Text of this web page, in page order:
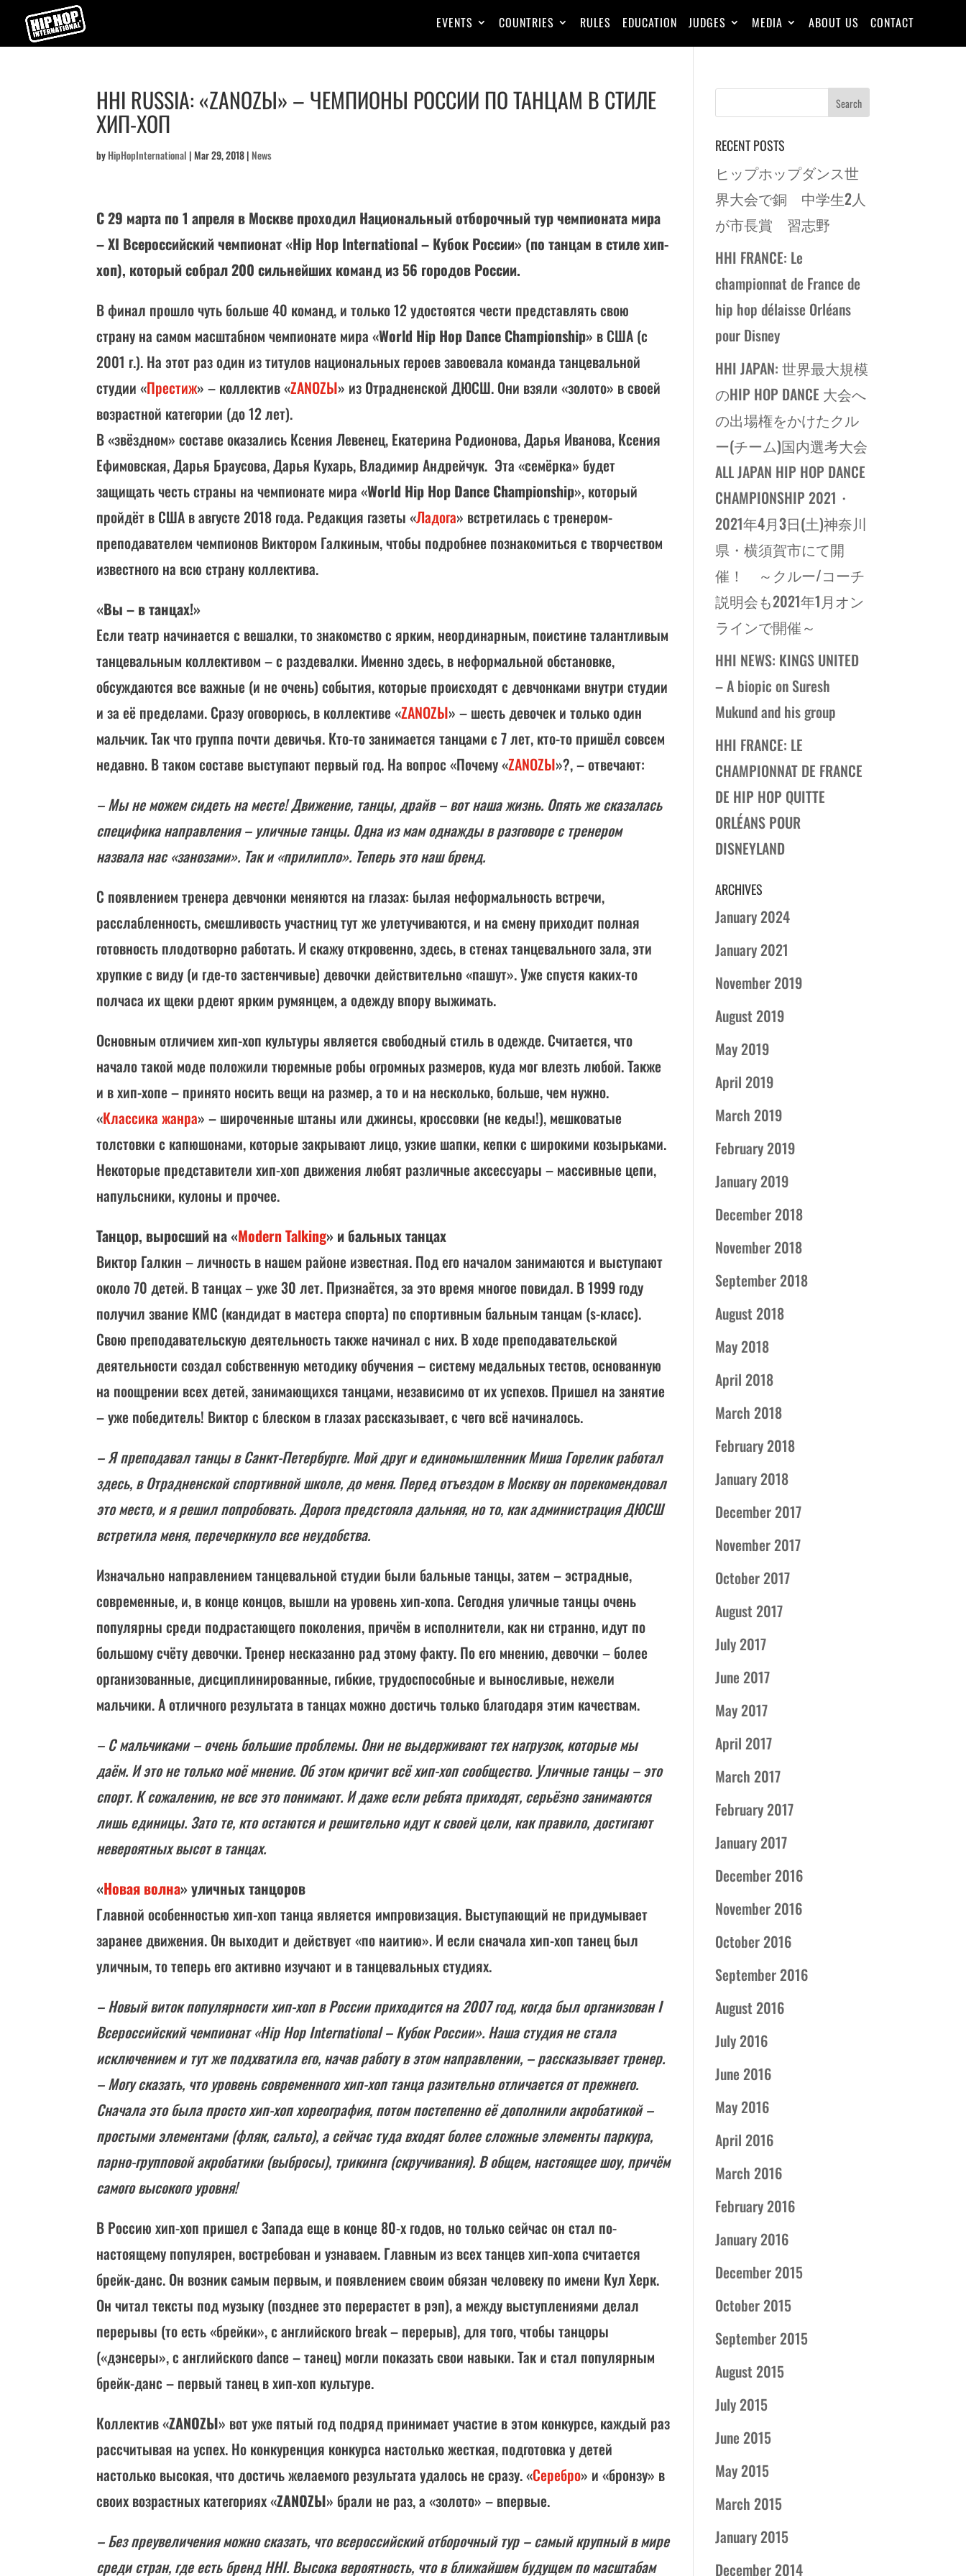
EVENTS COUNTRIES RULES EDUCATION JUDGES MEDIA ABOUT US CONTACT
HHI RUSSIA: «ZANOZЫ» – ЧЕМПИОНЫ РОССИИ ПО ТАНЦАМ В СТИЛЕ
ХИП-ХОП
byHipHopInternational |Mar 29, 2018| News
С 29 марта по 1 апреля в Москве проходил Национальный отборочный тур чемпионата мира
– XI Всероссийский чемпионат «Hip Hop International – Кубок России» (по танцам в стиле хип-
хоп), который собрал 200 сильнейших команд из 56 городов России.
В финал прошло чуть больше 40 команд, и только 12 удостоятся чести представлять свою
страну на самом масштабном чемпионате мира «World Hip Hop Dance Championship» в США (с
2001 г.). На этот раз один из титулов национальных героев завоевала команда танцевальной
студии «Престиж» – коллектив «ZANOZЫ» из Отрадненской ДЮСШ. Они взяли «золото» в своей
возрастной категории (до 12 лет).
В «звёздном» составе оказались Ксения Левенец, Екатерина Родионова, Дарья Иванова, Ксения
Ефимовская, Дарья Браусова, Дарья Кухарь, Владимир Андрейчук. Эта «семёрка» будет
защищать честь страны на чемпионате мира «World Hip Hop Dance Championship», который
пройдёт в США в августе 2018 года. Редакция газеты «Ладога» встретилась с тренером-
преподавателем чемпионов Виктором Галкиным, чтобы подробнее познакомиться с творчеством
известного на всю страну коллектива.
«Вы – в танцах!»
Если театр начинается с вешалки, то знакомство с ярким, неординарным, поистине талантливым
танцевальным коллективом – с раздевалки. Именно здесь, в неформальной обстановке,
обсуждаются все важные (и не очень) события, которые происходят с девчонками внутри студии
и за её пределами. Сразу оговорюсь, в коллективе «ZANOZЫ» – шесть девочек и только один
мальчик. Так что группа почти девичья. Кто-то занимается танцами с 7 лет, кто-то пришёл совсем
недавно. В таком составе выступают первый год. На вопрос «Почему «ZANOZЫ»?, – отвечают:
– Мы не можем сидеть на месте! Движение, танцы, драйв – вот наша жизнь. Опять же сказалась
специфика направления – уличные танцы. Одна из мам однажды в разговоре с тренером
назвала нас «занозами». Так и «прилипло». Теперь это наш бренд.
С появлением тренера девчонки меняются на глазах: былая неформальность встречи,
расслабленность, смешливость участниц тут же улетучиваются, и на смену приходит полная
готовность плодотворно работать. И скажу откровенно, здесь, в стенах танцевального зала, эти
хрупкие с виду (и где-то застенчивые) девочки действительно «пашут». Уже спустя каких-то
полчаса их щеки рдеют ярким румянцем, а одежду впору выжимать.
Основным отличием хип-хоп культуры является свободный стиль в одежде. Считается, что
начало такой моде положили тюремные робы огромных размеров, куда мог влезть любой. Также
и в хип-хопе – принято носить вещи на размер, а то и на несколько, больше, чем нужно.
«Классика жанра» – широченные штаны или джинсы, кроссовки (не кеды!), мешковатые
толстовки с капюшонами, которые закрывают лицо, узкие шапки, кепки с широкими козырьками.
Некоторые представители хип-хоп движения любят различные аксессуары – массивные цепи,
напульсники, кулоны и прочее.
Танцор, выросший на «Modern Talking» и бальных танцах
Виктор Галкин – личность в нашем районе известная. Под его началом занимаются и выступают
около 70 детей. В танцах – уже 30 лет. Признаётся, за это время многое повидал. В 1999 году
получил звание КМС (кандидат в мастера спорта) по спортивным бальным танцам (s-класс).
Свою преподавательскую деятельность также начинал с них. В ходе преподавательской
деятельности создал собственную методику обучения – систему медальных тестов, основанную
на поощрении всех детей, занимающихся танцами, независимо от их успехов. Пришел на занятие
– уже победитель! Виктор с блеском в глазах рассказывает, с чего всё начиналось.
– Я преподавал танцы в Санкт-Петербурге. Мой друг и единомышленник Миша Горелик работал
здесь, в Отрадненской спортивной школе, до меня. Перед отъездом в Москву он порекомендовал
это место, и я решил попробовать. Дорога предстояла дальняя, но то, как администрация ДЮСШ
встретила меня, перечеркнуло все неудобства.
Изначально направлением танцевальной студии были бальные танцы, затем – эстрадные,
современные, и, в конце концов, вышли на уровень хип-хопа. Сегодня уличные танцы очень
популярны среди подрастающего поколения, причём в исполнители, как ни странно, идут по
большому счёту девочки. Тренер несказанно рад этому факту. По его мнению, девочки – более
организованные, дисциплинированные, гибкие, трудоспособные и выносливые, нежели
мальчики. А отличного результата в танцах можно достичь только благодаря этим качествам.
– С мальчиками – очень большие проблемы. Они не выдерживают тех нагрузок, которые мы
даём. И это не только моё мнение. Об этом кричит всё хип-хоп сообщество. Уличные танцы – это
спорт. К сожалению, не все это понимают. И даже если ребята приходят, серьёзно занимаются
лишь единицы. Зато те, кто остаются и решительно идут к своей цели, как правило, достигают
невероятных высот в танцах.
«Новая волна» уличных танцоров
Главной особенностью хип-хоп танца является импровизация. Выступающий не придумывает
заранее движения. Он выходит и действует «по наитию». И если сначала хип-хоп танец был
уличным, то теперь его активно изучают и в танцевальных студиях.
– Новый виток популярности хип-хоп в России приходится на 2007 год, когда был организован I
Всероссийский чемпионат «Hip Hop International – Кубок России». Наша студия не стала
исключением и тут же подхватила его, начав работу в этом направлении, – рассказывает тренер.
– Могу сказать, что уровень современного хип-хоп танца разительно отличается от прежнего.
Сначала это была просто хип-хоп хореография, потом постепенно её дополнили акробатикой –
простыми элементами (фляк, сальто), а сейчас туда входят более сложные элементы паркура,
парно-групповой акробатики (выбросы), трикинга (скручивания). В общем, настоящее шоу, причём
самого высокого уровня!
В Россию хип-хоп пришел с Запада еще в конце 80-х годов, но только сейчас он стал по-
настоящему популярен, востребован и узнаваем. Главным из всех танцев хип-хопа считается
брейк-данс. Он возник самым первым, и появлением своим обязан человеку по имени Кул Херк.
Он читал тексты под музыку (позднее это перерастет в рэп), а между выступлениями делал
перерывы (то есть «брейки», с английского break – перерыв), для того, чтобы танцоры
(«дэнсеры», с английского dance – танец) могли показать свои навыки. Так и стал популярным
брейк-данс – первый танец в хип-хоп культуре.
Коллектив «ZANOZЫ» вот уже пятый год подряд принимает участие в этом конкурсе, каждый раз
рассчитывая на успех. Но конкуренция конкурса настолько жесткая, подготовка у детей
настолько высокая, что достичь желаемого результата удалось не сразу. «Серебро» и «бронзу» в
своих возрастных категориях «ZANOZЫ» брали не раз, а «золото» – впервые.
– Без преувеличения можно сказать, что всероссийский отборочный тур – самый крупный в мире
среди стран, где есть бренд HHI. Высока вероятность, что в ближайшем будущем по масштабам
RECENT POSTS
ヒップホップダンス世
界大会で銅 中学生2人
が市長賞 習志野
HHI FRANCE: Le
championnat de France de
hip hop délaisse Orléans
pour Disney
HHI JAPAN: 世界最大規模
のHIP HOP DANCE 大会へ
の出場権をかけたクル
ー(チーム)国内選考大会
ALL JAPAN HIP HOP DANCE
CHAMPIONSHIP 2021・
2021年4月3日(土)神奈川
県・横須賀市にて開
催！ ～クルー/コーチ
説明会も2021年1月オン
ラインで開催～
HHI NEWS: KINGS UNITED
– A biopic on Suresh
Mukund and his group
HHI FRANCE: LE
CHAMPIONNAT DE FRANCE
DE HIP HOP QUITTE
ORLÉANS POUR
DISNEYLAND
ARCHIVES
January 2024
January 2021
November 2019
August 2019
May 2019
April 2019
March 2019
February 2019
January 2019
December 2018
November 2018
September 2018
August 2018
May 2018
April 2018
March 2018
February 2018
January 2018
December 2017
November 2017
October 2017
August 2017
July 2017
June 2017
May 2017
April 2017
March 2017
February 2017
January 2017
December 2016
November 2016
October 2016
September 2016
August 2016
July 2016
June 2016
May 2016
April 2016
March 2016
February 2016
January 2016
December 2015
October 2015
September 2015
August 2015
July 2015
June 2015
May 2015
March 2015
January 2015
December 2014